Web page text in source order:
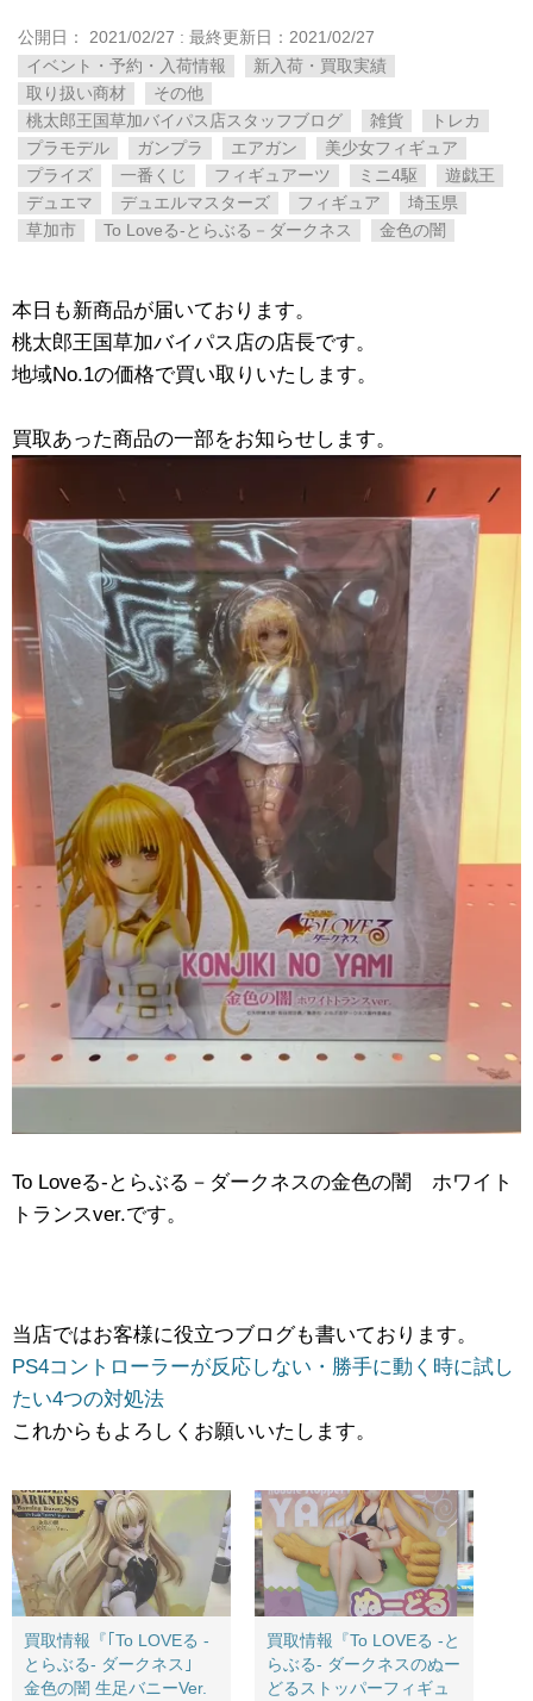
公開日： 2021/02/27 : 最終更新日：2021/02/27
イベント・予約・入荷情報
新入荷・買取実績
取り扱い商材
その他
桃太郎王国草加バイパス店スタッフブログ
雑貨
トレカ
プラモデル
ガンプラ エアガン
美少女フィギュア
プライズ
一番くじ フィギュアーツ ミニ4駆
遊戯王
デュエマ
デュエルマスターズ フィギュア
埼玉県
草加市
To ​Loveる-とらぶる－ダークネス 金色の闇
本日も新商品が届いております。
桃太郎王国草加バイパス店の店長です。
地域No.1の価格で買い取りいたします。
買取あった商品の一部をお知らせします。
To ​Loveる-とらぶる－ダークネスの金色の闇 ホワイト
トランスver.です。
当店ではお客様に役立つブログも書いております。
PS4コントローラーが反応しない・勝手に動く時に試し
たい4つの対処法
これからもよろしくお願いいたします。
買取情報『｢To ​LOVEる ​-
とらぶる- ​ダークネス｣
金色の闇 ​生足バニーVer.
買取情報『To ​LOVEる ​-と
らぶる- ​ダークネスの​ぬー
どるストッパーフィギュ